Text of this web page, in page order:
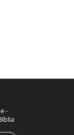
-